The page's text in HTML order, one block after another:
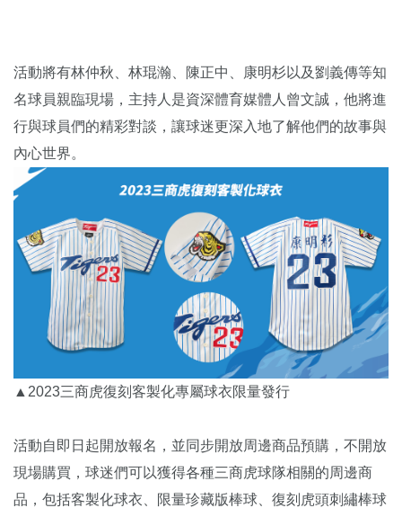
活動將有林仲秋、林琨瀚、陳正中、康明杉以及劉義傳等知
名球員親臨現場，主持人是資深體育媒體人曾文誠，他將進
行與球員們的精彩對談，讓球迷更深入地了解他們的故事與
內心世界。
▲2023三商虎復刻客製化專屬球衣限量發行
活動自即日起開放報名，並同步開放周邊商品預購，不開放
現場購買，球迷們可以獲得各種三商虎球隊相關的周邊商
品，包括客製化球衣、限量珍藏版棒球、復刻虎頭刺繡棒球